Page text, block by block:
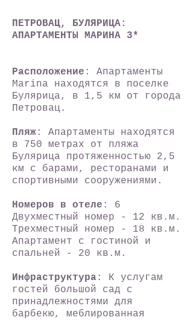
ПЕТРОВАЦ, БУЛЯРИЦА:
АПАРТАМЕНТЫ МАРИНА 3*
Расположение : Апартаменты
Marina находятся в поселке
Булярица, в 1,5 км от города
Петровац.
Пляж : Апартаменты находятся
в 750 метрах от пляжа
Булярица протяженностью 2,5
км с барами, ресторанами и
спортивными сооружениями.
Номеров в отеле : 6
Двухместный номер - 12 кв.м.
Трехместный номер - 18 кв.м.
Апартамент с гостиной и
спальней - 20 кв.м.
Инфраструктура : К услугам
гостей большой сад с
принадлежностями для
барбекю, меблированная